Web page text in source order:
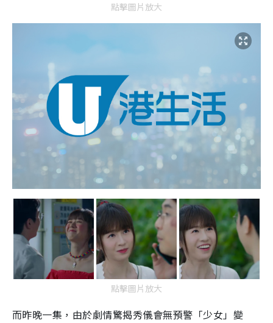
點擊圖片放大
點擊圖片放大
而昨晚一集，由於劇情驚揭秀儀會無預警「少女」變